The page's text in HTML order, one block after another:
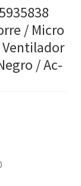
/ Micro
/ Ac-